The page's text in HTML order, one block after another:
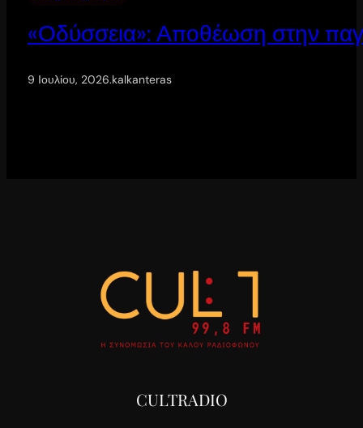
«Οδύσσεια»: Αποθέωση στην
9 Ιουλίου, 2026.kalkanteras
CULTRADIO